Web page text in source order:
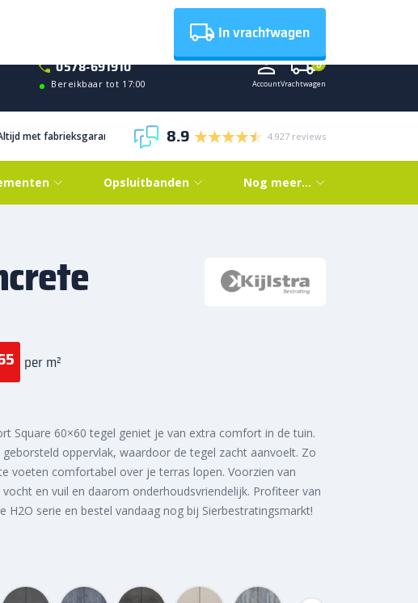
0578-691910
Bereikbaar tot 17:00 AccountVrachtwagen
0
met fabrieksgarantie 8.9 4.927 reviews
Opsluitbanden Nog meer…
per m²
Square 60×60 tegel geniet je van extra comfort in de tuin.
oppervlak, waardoor de tegel zacht aanvoelt. Zo
voeten comfortabel over je terras lopen. Voorzien van
en vuil en daarom onderhoudsvriendelijk. Profiteer van
H2O serie en bestel vandaag nog bij Sierbestratingsmarkt!
In vrachtwagen